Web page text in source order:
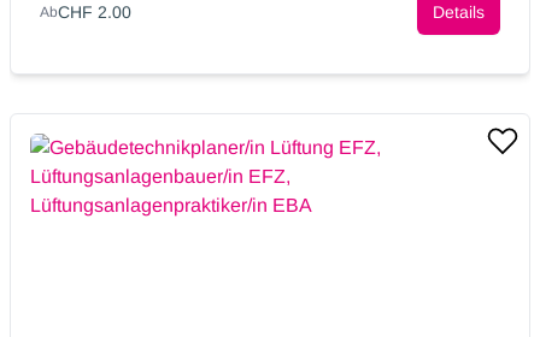
AbCHF 2.00 Details